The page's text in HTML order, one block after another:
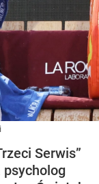
Serwis”
psycholog